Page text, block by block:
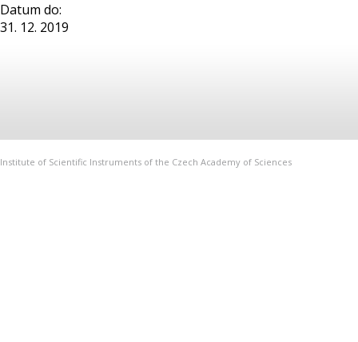
Datum do:
31. 12. 2019
Institute of Scientific Instruments of the Czech Academy of Sciences